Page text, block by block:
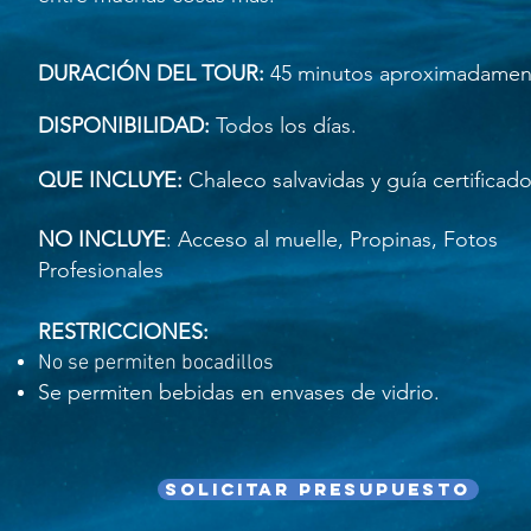
DURACIÓN DEL TOUR: 45 minutos
DISPONIBILIDAD: Todos los días.
QUE INCLUYE: Chaleco salvavidas y guía certificado
NO INCLUYE: Acceso al muelle, Propinas, Fotos
Profesionales
RESTRICCIONES:
No se permiten bocadillos
Se permiten bebidas en envases de vidrio.
Solicitar Presupuesto